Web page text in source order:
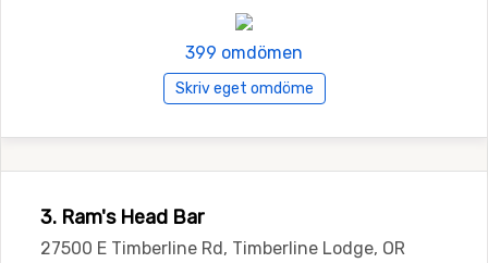
399 omdömen
Skriv eget omdöme
3. Ram's Head Bar
27500 E Timberline Rd, Timberline Lodge, OR